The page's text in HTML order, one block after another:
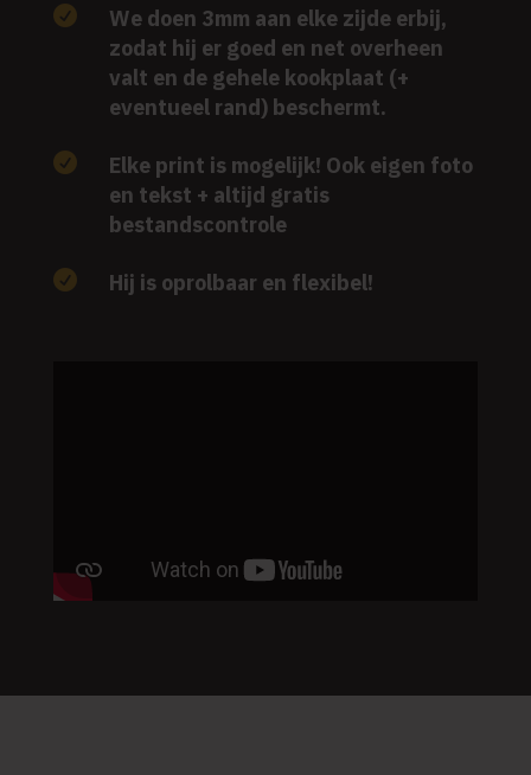

We doen 3mm aan elke zijde erbij,
zodat hij er goed en net overheen
valt en de gehele kookplaat (+
eventueel rand) beschermt.

Elke print is mogelijk! Ook eigen foto
en tekst + altijd gratis
bestandscontrole
 Hij is oprolbaar en flexibel!